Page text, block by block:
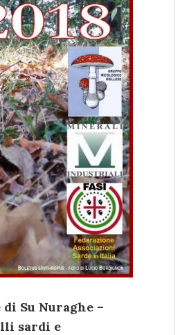
Su Nuraghe –
sardi e